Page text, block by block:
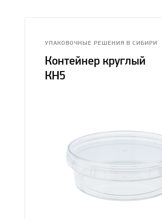
УПАКОВОЧНЫЕ РЕШЕНИЯ В CИБИРИ
Контейнер круглый
КН5